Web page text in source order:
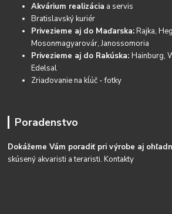
Akvárium realizácia a servis
Bratislavský kuriér
Privezieme aj do Maďarska:Rajka,
Mosonmagyarovár, Janossomoria
Privezieme aj do Rakúska:Hainburg,
Edelsal
Zriaďovanie na kĺúč - fotky
Poradenstvo
Dokážeme Vám poradiť pri výrobe aj
skúsený akvaristi a teraristi.Kontakty